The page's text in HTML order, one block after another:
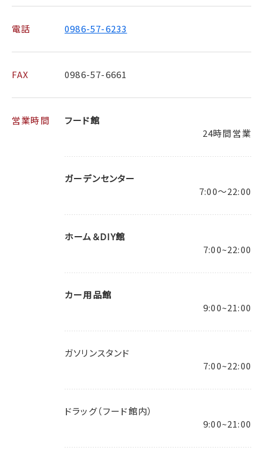
電話 0986-57-6233
FAX 0986-57-6661
営業時間
フード館
24時間営業
ガーデンセンター
7:00～22:00
ホーム＆DIY館
7:00~22:00
カー用品館
9:00~21:00
ガソリンスタンド
7:00~22:00
ドラッグ（フード館内）
9:00~21:00